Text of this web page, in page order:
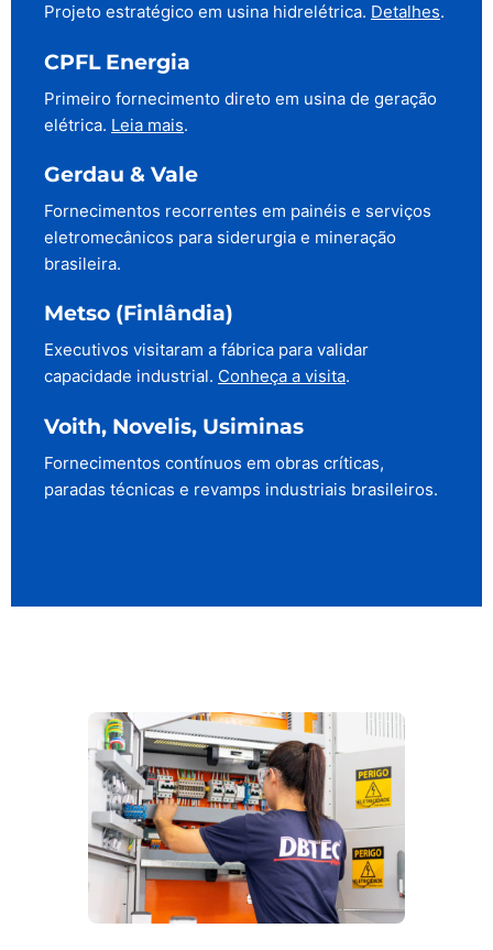
Projeto estratégico em usina hidrelétrica. Detalhes.
CPFL Energia
Primeiro fornecimento direto em usina de geração
elétrica. Leia mais.
Gerdau & Vale
Fornecimentos recorrentes em painéis e serviços
eletromecânicos para siderurgia e mineração
brasileira.
Metso (Finlândia)
Executivos visitaram a fábrica para validar
capacidade industrial. Conheça a visita.
Voith, Novelis, Usiminas
Fornecimentos contínuos em obras críticas,
paradas técnicas e revamps industriais brasileiros.